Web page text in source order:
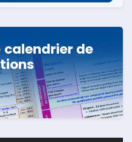
calendrier de